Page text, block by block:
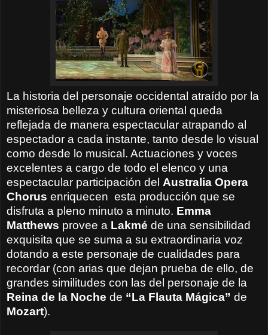
La historia del personaje occidental atraído por la
misteriosa belleza y cultura oriental queda
reflejada de manera espectacular atrapando al
espectador a cada instante, tanto desde lo visual
como desde lo musical. Actuaciones y voces
excelentes a cargo de todo el elenco y una
espectacular participación del Australia Opera
Chorus enriquecen esta producción que se
disfruta a pleno minuto a minuto. Emma
Matthews provee a Lakmé de una sensibilidad
exquisita que se suma a su extraordinaria voz
dotando a este personaje de cualidades para
recordar (con arias que dejan prueba de ello, de
grandes similitudes con las del personaje de la
Reina de la Noche de “La Flauta Mágica” de
Mozart).